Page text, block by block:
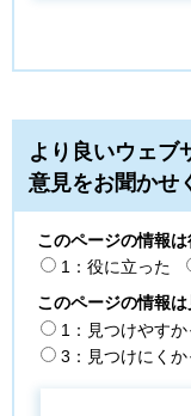
より良いウェブ
意見をお聞かせ
このページの情報
1：役に立った
このページの情報
1：見つけやすか
3：見つけにくか